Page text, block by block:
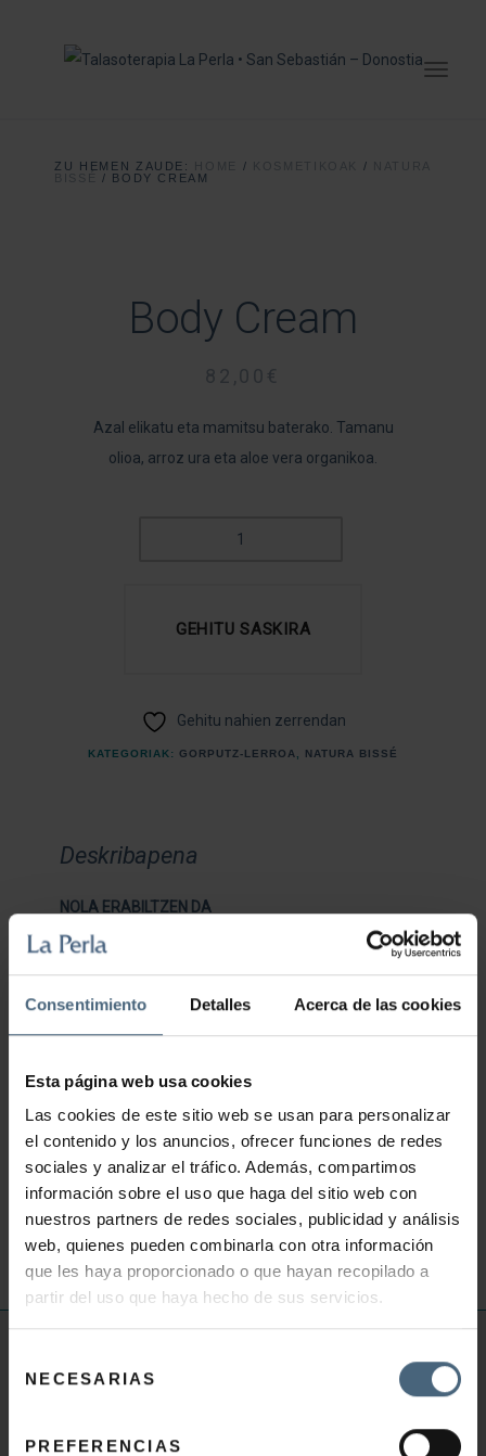
Consentimiento Detalles Acerca de las cookies
Esta página web usa cookies
Las cookies de este sitio web se usan para personalizar
el contenido y los anuncios, ofrecer funciones de redes
sociales y analizar el tráfico. Además, compartimos
información sobre el uso que haga del sitio web con
nuestros partners de redes sociales, publicidad y análisis
web, quienes pueden combinarla con otra información
que les haya proporcionado o que hayan recopilado a
partir del uso que haya hecho de sus servicios.
NECESARIAS
PREFERENCIAS
ZU HEMEN ZAUDE: HOME / KOSMETIKOAK /
/ BODY CREAM
Body Cream
82,00 €
Azal elikatu eta mamitsu baterako. Tamanu
olioa, arroz ura eta aloe vera organikoa.
GEHITU SASKIRA
Gehitu nahien zerrendan
KATEGORIAK: GORPUTZ-LERROA, NATURA BISSÉ
Deskribapena
NOLA ERABILTZEN DA
Eman goiz eta/edo gauean gorputz osoan. Egin
xurgatu arte.
ELIKATU: Zure azala hidratazioz gainezkatzen du,
leuntasuna eta malgutasuna berreskuratzeko.
INDARBERRITU: Larruazalaren ongizate-sentsazio
sinestezina ematen du.
INDARBERRITU: Esnatu azala eta zentzumenak lurrin
biziarekin.